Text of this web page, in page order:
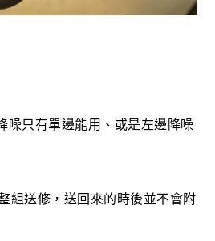
噪只有單邊能用、或是左邊降噪
組送修，送回來的時後並不會附